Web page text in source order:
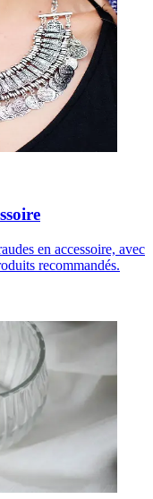
en accessoire, avec
recommandés.